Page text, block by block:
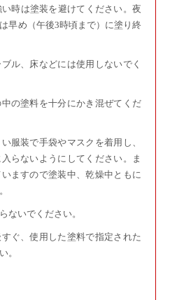
時は塗装を避けてください。夜
早め（午後3時頃まで）に塗り終
ル、床などには使用しないでく
の塗料を十分にかき混ぜてくだ
服装で手袋やマスクを着用し、
らないようにしてください。ま
ますので塗装中、乾燥中ともに
ないでください。
ぐ、使用した塗料で指定された
。